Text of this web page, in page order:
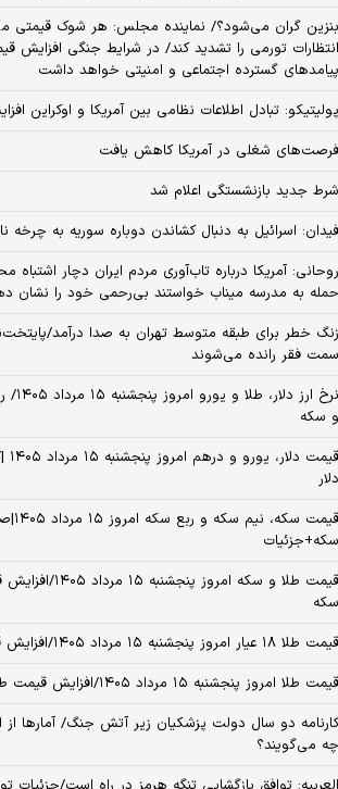
بنزین گران می‌شود؟/ نماینده مجلس: هر شوک قیمتی
انتظارات تورمی را تشدید کند/ در شرایط جنگی افزایش
پیامدهای گسترده اجتماعی و امنیتی خواهد داشت
پولیتیکو: تبادل اطلاعات نظامی بین آمریکا و اوکراین
فرصت‌های شغلی در آمریکا کاهش یافت
شرط جدید بازنشستگی اعلام شد
فیدان: اسرائیل به دنبال کشاندن دوباره سوریه به چرخه
روحانی: آمریکا درباره تاب‌آوری مردم ایران دچار اشتباه
حمله به مدرسه میناب خواستند بی‌رحمی خود را نشان
زنگ خطر برای طبقه متوسط تهران به صدا درآمد/
سمت فقر رانده می‌شوند
نرخ ارز
و سکه
دلار
قیمت
سکه+جزئیات
قیمت طلا و سکه امروز
سکه
قیمت طلا ۱۸ عیار امروز پنجشنبه ۱۵ مرداد ۱۴۰۵/افزایش قیمت طلا
قیمت طلا امروز پنجشنبه ۱۵ مرداد ۱۴۰۵/افزایش قیمت طلا
کارنامه دو سال دولت پزشکیان زیر آتش جنگ/ آمارها از
چه می‌گویند؟